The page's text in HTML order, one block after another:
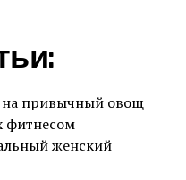
на привычный овощ
фитнесом
женский